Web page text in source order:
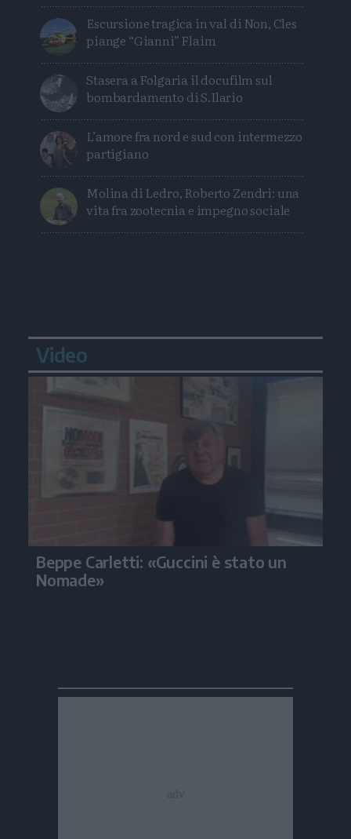
Escursione tragica in val di Non, Cles
piange “Gianni” Flaim
Stasera a Folgaria il docufilm sul
bombardamento di S.Ilario
L’amore fra nord e sud con intermezzo
partigiano
Molina di Ledro, Roberto Zendri: una
vita fra zootecnia e impegno sociale
Video
Beppe Carletti: «Guccini è stato un
Nomade»